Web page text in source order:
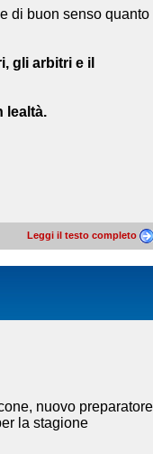
di buon senso quanto
gli arbitri e il
lealtà.
Leggi il testo completo
nuovo preparatore
la stagione